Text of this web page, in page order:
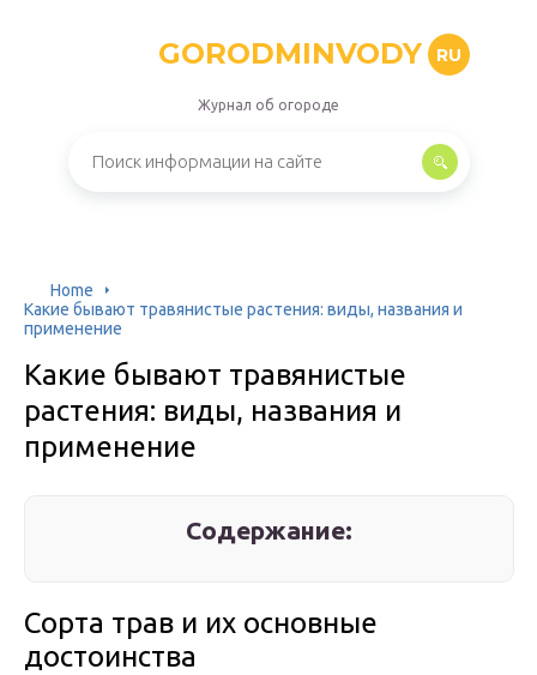
GORODMINVODY RU
Журнал об огороде
Home
Какие бывают травянистые растения: виды, названия и
применение
Какие бывают травянистые
растения: виды, названия и
применение
Содержание:
Сорта трав и их основные
достоинства